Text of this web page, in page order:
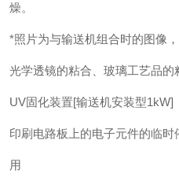
燥。
*照片为与输送机组合时的图像，
光学透镜的粘合、玻璃工艺品的
UV固化装置[输送机安装型1kW]
印刷电路板上的电子元件的临
用